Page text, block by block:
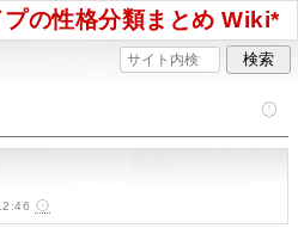
の性格分類まとめ Wiki*